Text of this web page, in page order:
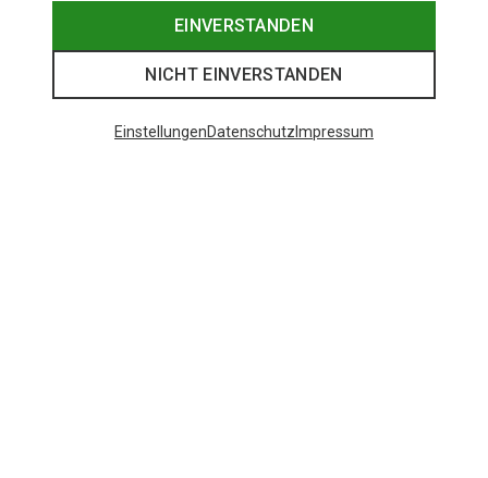
EINVERSTANDEN
NICHT EINVERSTANDEN
EinstellungenDatenschutz Impressum